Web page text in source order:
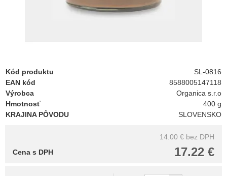
Kód produktu
SL-0816
EAN kód
8588005147118
Výrobca
Organica s.r.o
Hmotnosť
400 g
KRAJINA PÔVODU
SLOVENSKO
14.00 € bez DPH
17.22 €
Cena s DPH